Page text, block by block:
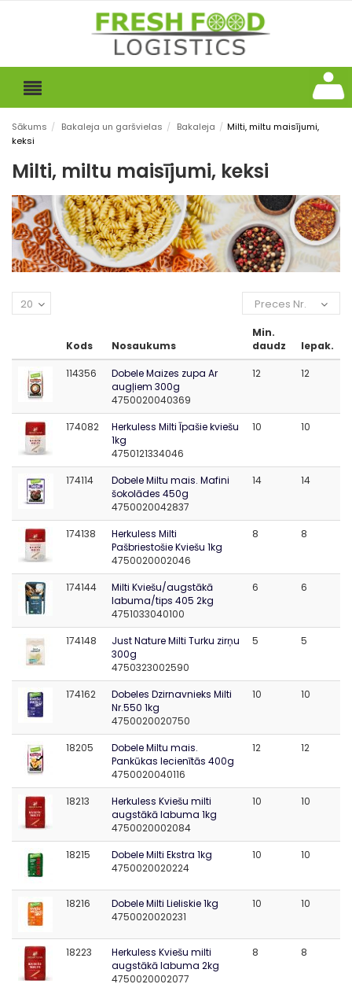
Sākums / Bakaleja un garšvielas / Bakaleja / Milti, miltu maisījumi,
keksi
Milti, miltu maisījumi, keksi
Preces Nr.
20
Kods Nosaukums
Min.
daudz
Iepak.
114356
Dobele Maizes zupa Ar
augļiem 300g
4750020040369
12 12
174082
Herkuless Milti Īpašie kviešu
1kg
4750121334046
10 10
174114
Dobele Miltu mais. Mafini
šokolādes 450g
4750020042837
14 14
174138
Herkuless Milti
Pašbriestošie Kviešu 1kg
4750020002046
8 8
174144
Milti Kviešu/augstākā
labuma/tips 405 2kg
4751033040100
6 6
174148
Just Nature Milti Turku zirņu
300g
4750323002590
5 5
174162
Dobeles Dzirnavnieks Milti
Nr.550 1kg
4750020020750
10 10
18205
Dobele Miltu mais.
Pankūkas Iecienītās 400g
4750020040116
12 12
18213
Herkuless Kviešu milti
augstākā labuma 1kg
4750020002084
10 10
18215
Dobele Milti Ekstra 1kg
4750020020224
10 10
18216
Dobele Milti Lieliskie 1kg
4750020020231
10 10
18223
Herkuless Kviešu milti
augstākā labuma 2kg
4750020002077
8 8